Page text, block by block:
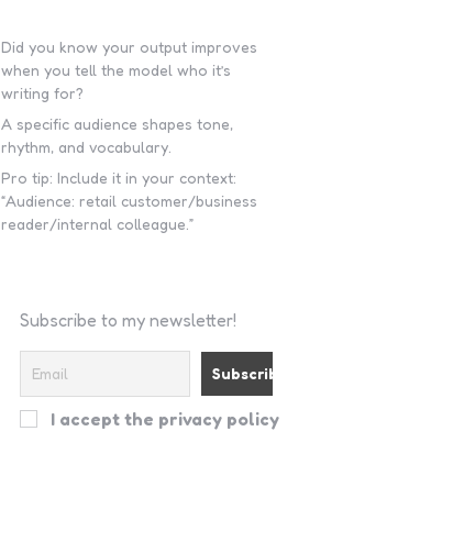
Did you know your output improves
when you tell the model who it’s
writing for?
A specific audience shapes tone,
rhythm, and vocabulary.
Pro tip: Include it in your context:
“Audience: retail customer/business
reader/internal colleague.”
Subscribe to my newsletter!
I accept the privacy policy